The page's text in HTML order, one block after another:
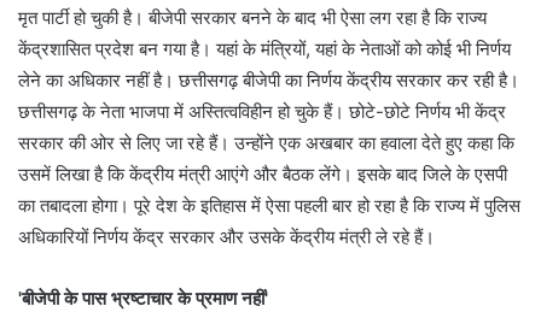
मृत पार्टी हो चुकी है। बीजेपी सरकार बनने के बाद भी ऐसा लग रहा है कि राज्य
केंद्रशासित प्रदेश बन गया है। यहां के मंत्रियों, यहां के नेताओं को कोई भी निर्णय
लेने का अधिकार नहीं है। छत्तीसगढ़ बीजेपी का निर्णय केंद्रीय सरकार कर रही है।
छत्तीसगढ़ के नेता भाजपा में अस्तित्वविहीन हो चुके हैं। छोटे-छोटे निर्णय भी केंद्र
सरकार की ओर से लिए जा रहे हैं। उन्होंने एक अखबार का हवाला देते हुए कहा कि
उसमें लिखा है कि केंद्रीय मंत्री आएंगे और बैठक लेंगे। इसके बाद जिले के एसपी
का तबादला होगा। पूरे देश के इतिहास में ऐसा पहली बार हो रहा है कि राज्य में पुलिस
अधिकारियों निर्णय केंद्र सरकार और उसके केंद्रीय मंत्री ले रहे हैं।
'बीजेपी के पास भ्रष्टाचार के प्रमाण नहीं'